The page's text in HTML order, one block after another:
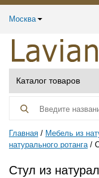
Москва
Каталог товаров
Главная Мебель из
натурального ротанга
Стул из